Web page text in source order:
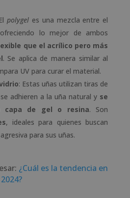
polygel es una mezcla entre el
lo mejor de ambos
que el acrílico pero más
. Se aplica de manera similar al
UV para curar el material.
: Estas uñas utilizan tiras de
adhieren a la uña natural y se
capa de gel o resina. Son
, ideales para quienes buscan
para sus uñas.
¿Cuál es la tendencia en